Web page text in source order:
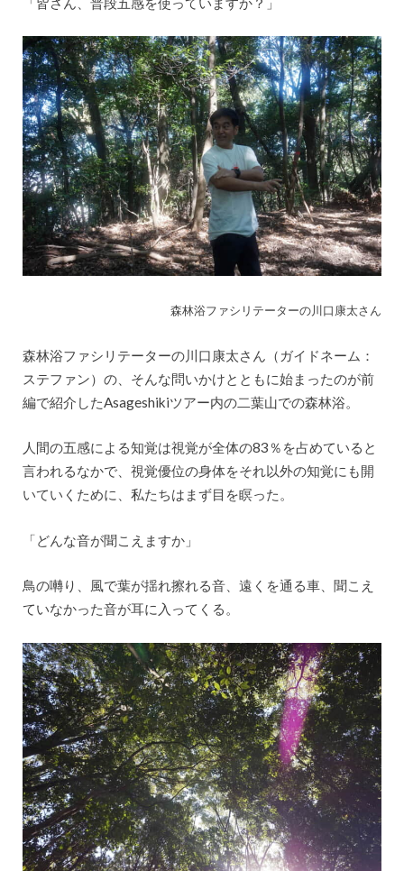
森林浴ファシリテーターの川口康太さん
森林浴ファシリテーターの川口康太さん（ガイドネーム：
ステファン）の、そんな問いかけとともに始まったのが前
編で紹介したAsageshikiツアー内の二葉山での森林浴。
人間の五感による知覚は視覚が全体の83％を占めていると
言われるなかで、視覚優位の身体をそれ以外の知覚にも開
いていくために、私たちはまず目を瞑った。
「どんな音が聞こえますか」
鳥の囀り、風で葉が揺れ擦れる音、遠くを通る車、聞こえ
ていなかった音が耳に入ってくる。